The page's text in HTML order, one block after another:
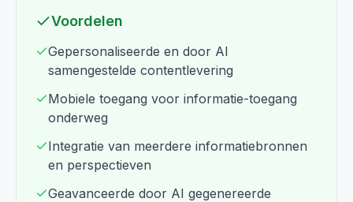
Voordelen
Gepersonaliseerde en door AI
samengestelde contentlevering
Mobiele toegang voor informatie-toegang
onderweg
Integratie van meerdere informatiebronnen
en perspectieven
Geavanceerde door AI gegenereerde